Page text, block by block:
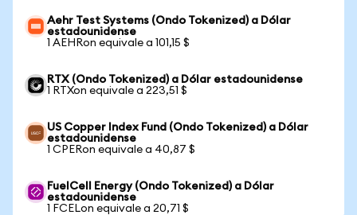
Aehr Test Systems (Ondo Tokenized) a Dólar
estadounidense
1 AEHRon equivale a 101,15 $
RTX (Ondo Tokenized) a Dólar estadounidense
1 RTXon equivale a 223,51 $
US Copper Index Fund (Ondo Tokenized) a Dólar
estadounidense
1 CPERon equivale a 40,87 $
FuelCell Energy (Ondo Tokenized) a Dólar
estadounidense
1 FCELon equivale a 20,71 $